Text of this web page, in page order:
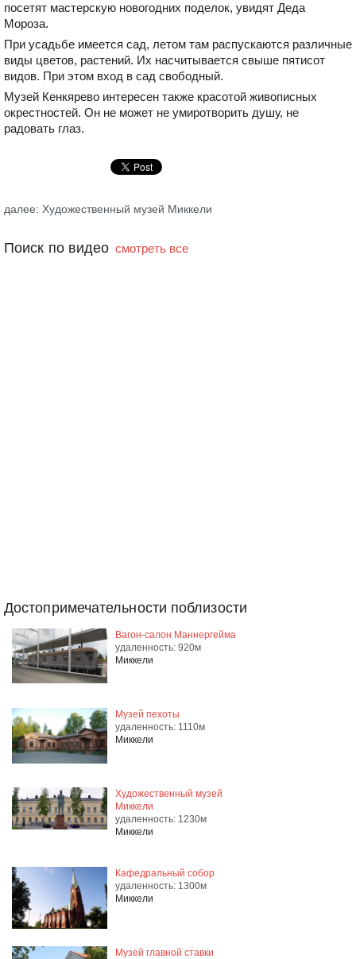
посетят мастерскую новогодних поделок, увидят Деда
Мороза.
При усадьбе имеется сад, летом там распускаются различные
виды цветов, растений. Их насчитывается свыше пятисот
видов. При этом вход в сад свободный.
Музей Кенкярево интересен также красотой живописных
окрестностей. Он не может не умиротворить душу, не
радовать глаз.
далее: Художественный музей Миккели
Поиск по видео смотреть все
Достопримечательности поблизости
Вагон-салон Маннергейма
удаленность: 920м
Миккели
Музей пехоты
удаленность: 1110м
Миккели
Художественный музей
Миккели
удаленность: 1230м
Миккели
Кафедральный собор
удаленность: 1300м
Миккели
Музей главной ставки